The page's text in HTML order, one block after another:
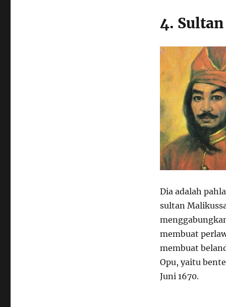
4.
Dia adalah
sultan
membuat
membuat
Opu, yaitu
Juni 1670.